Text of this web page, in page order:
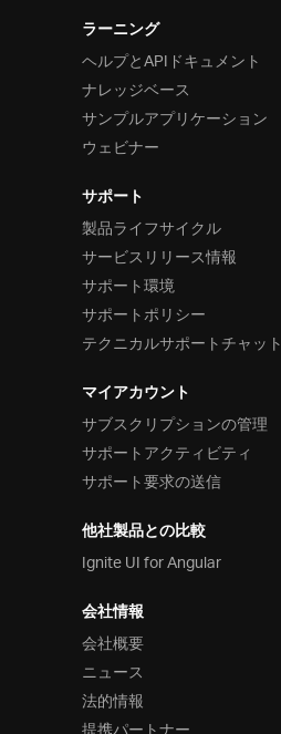
ラーニング
ヘルプとAPIドキュメント
ナレッジベース
サンプルアプリケーション
ウェビナー
サポート
製品ライフサイクル
サービスリリース情報
サポート環境
サポートポリシー
テクニカルサポートチャット
マイアカウント
サブスクリプションの管理
サポートアクティビティ
サポート要求の送信
他社製品との比較
Ignite UI for Angular
会社情報
会社概要
ニュース
法的情報